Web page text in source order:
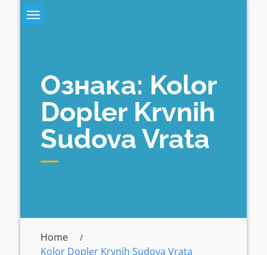
Skip
to
Ознака: Kolor
Dopler Krvnih
Sudova Vrata
Home
Kolor Dopler Krvnih Sudova Vrata